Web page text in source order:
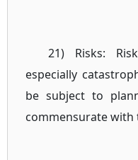
21) Risks:
especially
be subject to
commensurate with